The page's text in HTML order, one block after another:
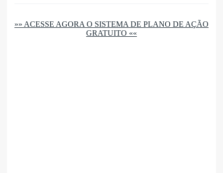
»» ACESSE AGORA O SISTEMA DE PLANO DE AÇÃO
GRATUITO ««